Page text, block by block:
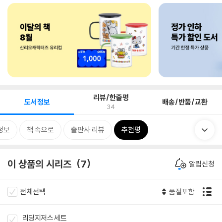
도서정보 리뷰/한줄평
34 배송/반품/교환
보 책 속으로 출판사 리뷰 추천평
이 상품의 시리즈 7 알림신청
전체선택 품절포함
리딩지저스 세트